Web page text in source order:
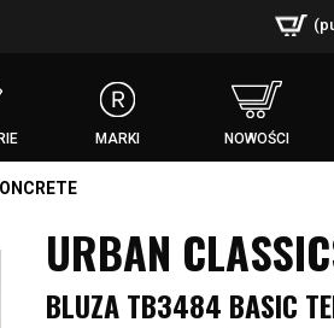
MARKI NOWOŚCI
URBAN
BLUZA TB3484 BASIC